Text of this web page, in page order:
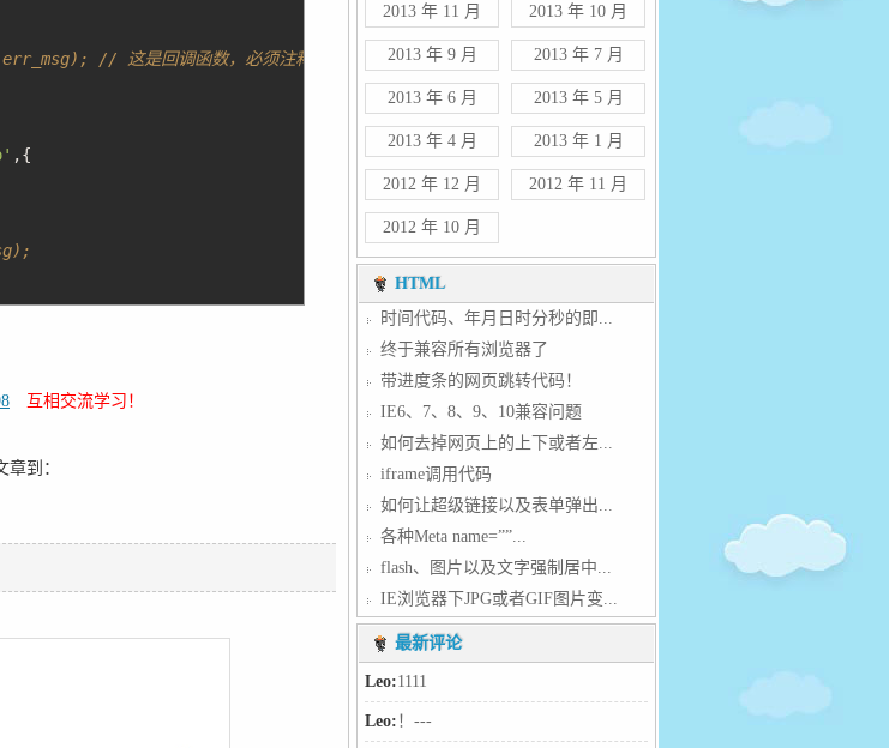
// 这是回调函数，必须注释掉
,{
, function
互相交流学习！
章到：
2013 年 11 月 2013 年 10 月
2013 年 9 月 2013 年 7 月
2013 年 6 月 2013 年 5 月
2013 年 4 月 2013 年 1 月
2012 年 12 月 2012 年 11 月
2012 年 10 月
HTML
时间代码、年月日时分秒的即...
终于兼容所有浏览器了
带进度条的网页跳转代码！
IE6、7、8、9、10兼容问题
如何去掉网页上的上下或者左...
iframe调用代码
如何让超级链接以及表单弹出...
各种Meta name=””...
flash、图片以及文字强制居中...
IE浏览器下JPG或者GIF图片变...
最新评论